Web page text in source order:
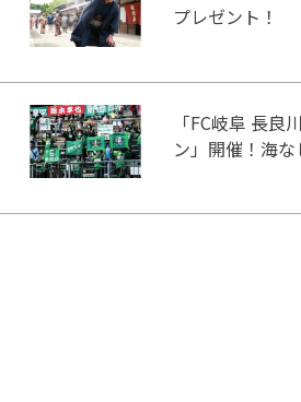
プレゼント！
「FC岐阜 長良
ン」開催！海